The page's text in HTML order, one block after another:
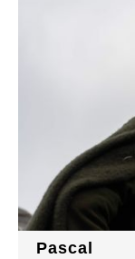
Pascal